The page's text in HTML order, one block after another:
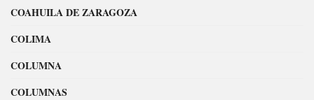
COAHUILA DE ZARAGOZA
COLIMA
COLUMNA
COLUMNAS